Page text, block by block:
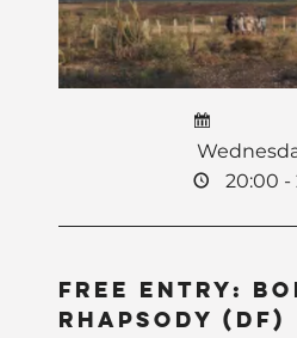
20:00 -
Free Entry:
Rhapsody (DF)